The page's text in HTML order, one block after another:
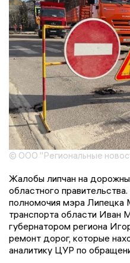
© ООО "Региональные
Жалобы липчан на
областного
полномочия мэра
транспорта области Иван
губернатором региона
ремонт дорог, которые
аналитику ЦУР по